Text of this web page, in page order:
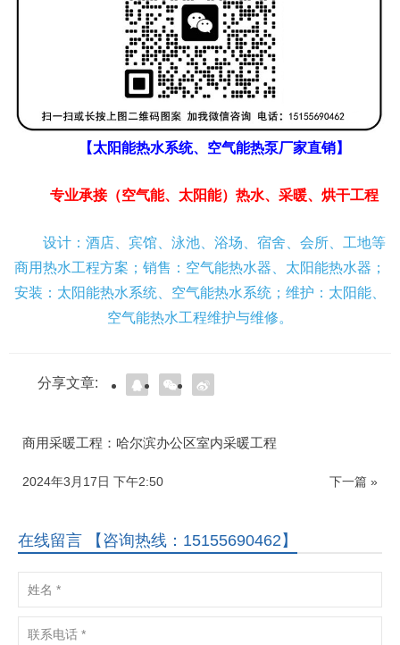
【太阳能热水系统、空气能热泵厂家直销】
专业承接（空气能、太阳能）热水、采暖、烘干工程
设计：酒店、宾馆、泳池、浴场、宿舍、会所、工地等
商用热水工程方案；销售：空气能热水器、太阳能热水器；
安装：太阳能热水系统、空气能热水系统；维护：太阳能、
空气能热水工程维护与维修。
分享文章:
商用采暖工程：哈尔滨办公区室内采暖工程
下一篇 »
2024年3月17日 下午2:50
在线留言 【咨询热线：15155690462】